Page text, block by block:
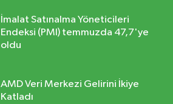
İmalat Satınalma Yöneticileri
Endeksi (PMI) temmuzda 47,7'ye
oldu
AMD Veri Merkezi Gelirini İkiye
Katladı